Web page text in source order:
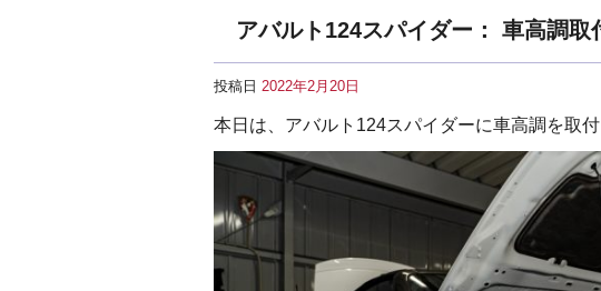
アバルト124スパイダー： 車高調取
投稿日 2022年2月20日
本日は、アバルト124スパイダーに車高調を取付